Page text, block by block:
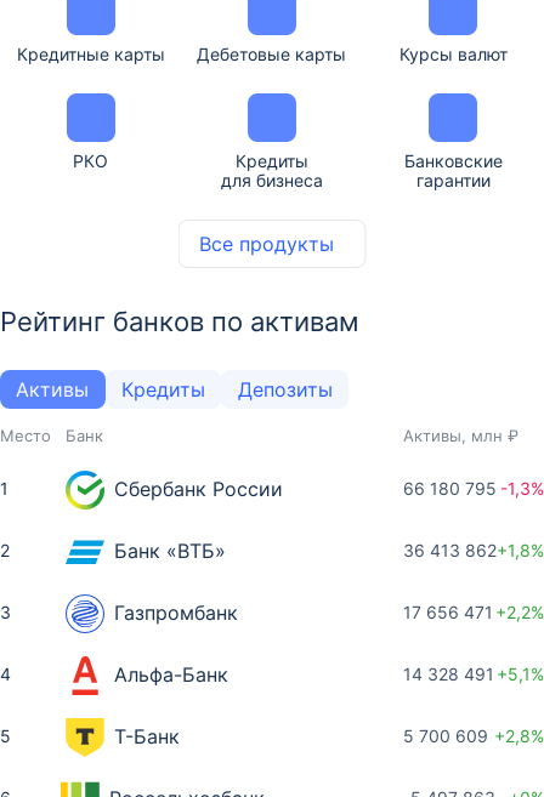
Все продукты
Кредитные карты Дебетовые карты Курсы валют
РКО
Кредиты
для бизнеса
Банковские
гарантии
Рейтинг банков по активам
Активы Кредиты Депозиты
Место Банк Активы, млн ₽
1 Сбербанк России 66 180 795 -1,3%
2 Банк «ВТБ» 36 413 862+1,8%
3 Газпромбанк 17 656 471 +2,2%
4 Альфа-Банк 14 328 491 +5,1%
5 Т-Банк 5 700 609 +2,8%